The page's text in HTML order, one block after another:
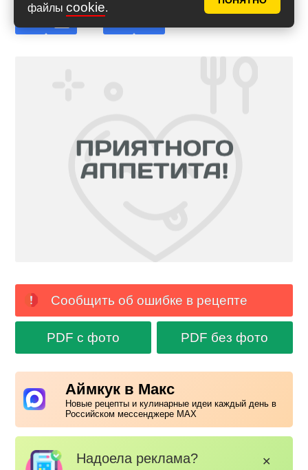
файлы cookie.
Сообщить об ошибке в рецепте
PDF с фото PDF без фото
Аймкук в Макс
Новые рецепты и кулинарные идеи каждый день в
Российском мессенджере MAX
Надоела реклама? ✕